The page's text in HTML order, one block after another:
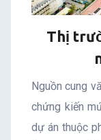
Thị
Nguồn cung
chứng kiến
dự án thuộc